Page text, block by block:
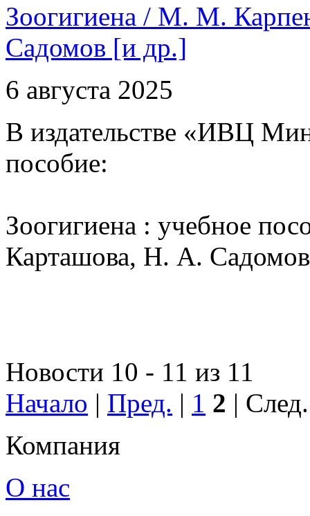
Зоогигиена / М. М.
Садомов [и др.]
6 августа 2025
В издательстве «ИВЦ
пособие:
Зоогигиена : учебное
Карташова, Н. А.
Новости 10 - 11 из 11
Начало | Пред. | 1 2 |
Компания
О нас